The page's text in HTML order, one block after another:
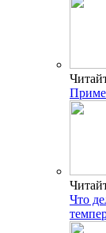
Что